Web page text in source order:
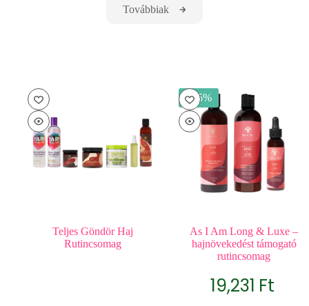
Továbbiak
Teljes Göndör Haj
Rutincsomag
- 15%
As I Am Long & Luxe –
hajnövekedést támogató
rutincsomag
19,231 Ft